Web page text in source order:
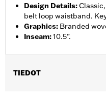
Design Details:
belt loop waistband.
Graphics: Branded
Inseam:10.5”.
TIEDOT